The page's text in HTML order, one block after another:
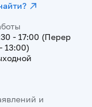
- 17:00 (Перер
13:00)
и